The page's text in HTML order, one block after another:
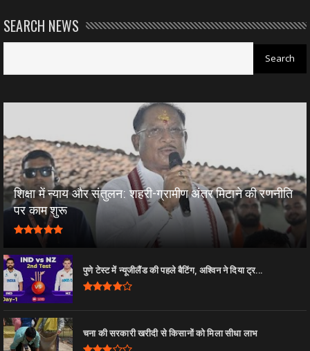
SEARCH NEWS
शिक्षा में न्याय और संतुलन: शहरी-ग्रामीण अंतर मिटाने की रणनीति
पर काम शुरू
पुणे टेस्ट में न्यूजीलैंड की पहले बैटिंग, अश्विन ने दिया ट्र...
चना की सरकारी खरीदी से किसानों को मिला सीधा लाभ